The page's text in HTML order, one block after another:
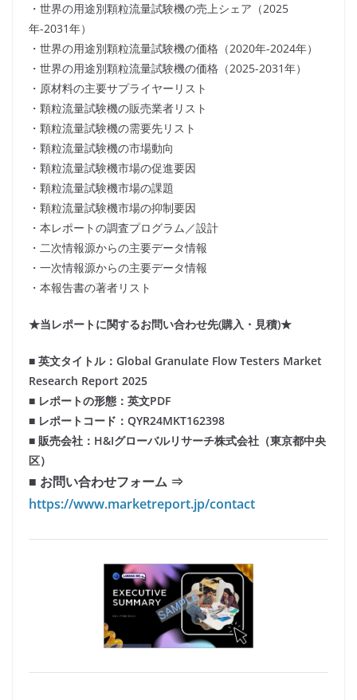
・世界の用途別顆粒流量試験機の売上シェア（2025
年-2031年）
・世界の用途別顆粒流量試験機の価格（2020年-2024年）
・世界の用途別顆粒流量試験機の価格（2025-2031年）
・原材料の主要サプライヤーリスト
・顆粒流量試験機の販売業者リスト
・顆粒流量試験機の需要先リスト
・顆粒流量試験機の市場動向
・顆粒流量試験機市場の促進要因
・顆粒流量試験機市場の課題
・顆粒流量試験機市場の抑制要因
・本レポートの調査プログラム／設計
・二次情報源からの主要データ情報
・一次情報源からの主要データ情報
・本報告書の著者リスト
★当レポートに関するお問い合わせ先(購入・見積)★
■ 英文タイトル：Global Granulate Flow Testers Market
Research Report 2025
■ レポートの形態：英文PDF
■ レポートコード：QYR24MKT162398
■ 販売会社：H&Iグローバルリサーチ株式会社（東京都中央
区）
■ お問い合わせフォーム ⇒
https://www.marketreport.jp/contact